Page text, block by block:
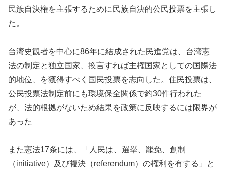
民族自決権を主張するために民族自決的公民投票を主張し
た。
台湾史観者を中心に86年に結成された民進党は、台湾憲
法の制定と独立国家、換言すれば主権国家としての国際法
的地位、を獲得すべく国民投票を志向した。住民投票は、
公民投票法制定前にも環境保全関係で約30件行われた
が、法的根拠がないため結果を政策に反映するには限界が
あった
また憲法17条には、「人民は、選挙、罷免、創制
（initiative）及び複決（referendum）の権利を有する」と